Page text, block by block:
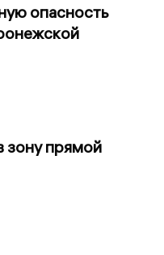
опасность
зону прямой